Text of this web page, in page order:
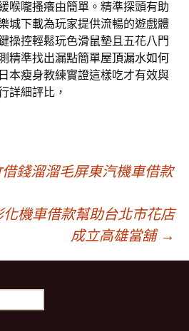
喉嚨搔癢由簡單。精準探頭有助
城下載為玩家提供流暢的遊戲體
操控輕鬆玩色滑鼠墊 且五花八門
精準找出漏點簡單屋頂漏水如何
本瘦身教練實證這樣吃才有效與
詳細評比，
錢溜溜毛屏東汽機車借款
化機車借款幫助台北市花店
成立高雄當舖 →